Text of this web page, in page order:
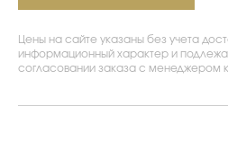
Цены на сайте указаны без учета
информационный характер и
согласовании заказа с менеджером